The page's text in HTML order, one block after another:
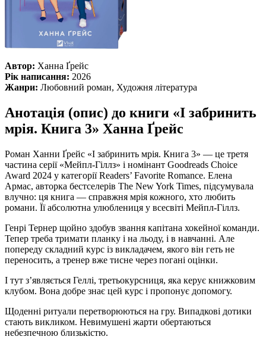
Автор: Ханна Ґрейс
Рік написання: 2026
Жанри: Любовний роман, Художня література
Анотація (опис) до книги «І забринить
мрія. Книга 3» Ханна Ґрейс
Роман Ханни Ґрейс «І забринить мрія. Книга 3» — це третя
частина серії «Мейпл-Гіллз» і номінант Goodreads Choice
Award 2024 у категорії Readers’ Favorite Romance. Елена
Армас, авторка бестселерів The New York Times, підсумувала
влучно: ця книга — справжня мрія кожного, хто любить
романи. Її абсолютна улюблениця у всесвіті Мейпл-Гіллз.
Генрі Тернер щойно здобув звання капітана хокейної команди.
Тепер треба тримати планку і на льоду, і в навчанні. Але
попереду складний курс із викладачем, якого він геть не
переносить, а тренер вже тисне через погані оцінки.
І тут з’являється Геллі, третьокурсниця, яка керує книжковим
клубом. Вона добре знає цей курс і пропонує допомогу.
Щоденні ритуали перетворюються на гру. Випадкові дотики
стають викликом. Невимушені жарти обертаються
небезпечною близькістю.